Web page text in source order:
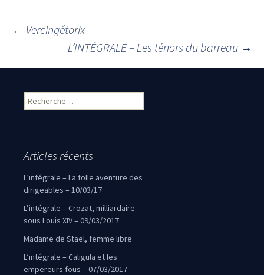
Navigation des articles
← Vercingétorix
L’INTÉGRALE – Les ténors du barreau →
Rechercher :
Articles récents
L’intégrale – La folle aventure des
dirigeables – 10/03/17
L’intégrale – Crozat, milliardaire
sous Louis XIV – 09/03/2017
Madame de Staël, femme libre
L’intégrale – Caligula et les
empereurs fous – 07/03/2017